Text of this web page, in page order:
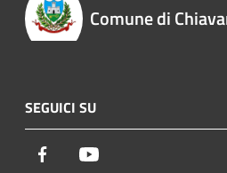
Comune di
SEGUICI SU
Facebook